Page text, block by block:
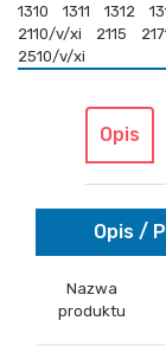
1310 1311 1312
2110/v/xi
2115
2510/v/xi
Opis
Opis /
Nazwa
produktu